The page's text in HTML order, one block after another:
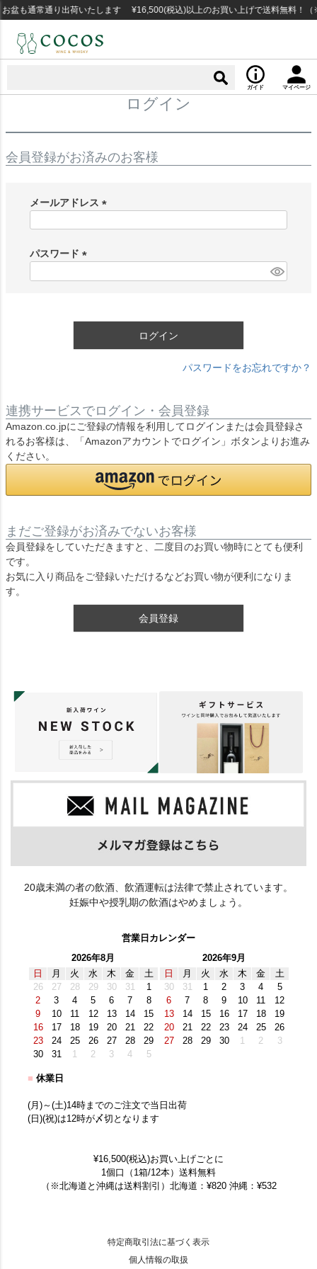
盆も通常通り出荷いたします ¥16,500(税込)以上のお買い上げで送料無料！（
ガイド マイページ
ログイン
会員登録がお済みのお客様
メールアドレス
)
パスワード
ログイン
パスワードをお忘れですか？
連携サービスでログイン・会員登録
Amazon.co.jpにご登録の情報を利用してログインまたは会員登録さ
れるお客様は、「Amazonアカウントでログイン」ボタンよりお進み
ください。
まだご登録がお済みでないお客様
会員登録をしていただきますと、二度目のお買い物時にとても便利
です。
お気に入り商品をご登録いただけるなどお買い物が便利になりま
す。
会員登録
20歳未満の者の飲酒、飲酒運転は法律で禁止されています。
妊娠中や授乳期の飲酒はやめましょう。
営業日カレンダー
2026年8月
日
月 火 水 木 金
土
26
27 28 29 30 31
1
2
3 4 5 6 7
8
9
10 11 12 13 14
15
16
17 18 19 20 21
22
23
24 25 26 27 28
29
30
31 1 2 3 4 5
2026年9月
日
月 火 水 木 金
土
30
31 1 2 3 4
5
6
7 8 9 10 11
12
13
14 15 16 17 18
19
20
21 22 23 24 25
26
27
28 29 30 1 2 3
■ 休業日
(月)～(土)14時までのご注文で当日出荷
(日)(祝)は12時が〆切となります
¥16,500(税込)お買い上げごとに
1個口（1箱/12本）送料無料
（※北海道と沖縄は送料割引）北海道：¥820 沖縄：¥532
特定商取引法に基づく表示
個人情報の取扱